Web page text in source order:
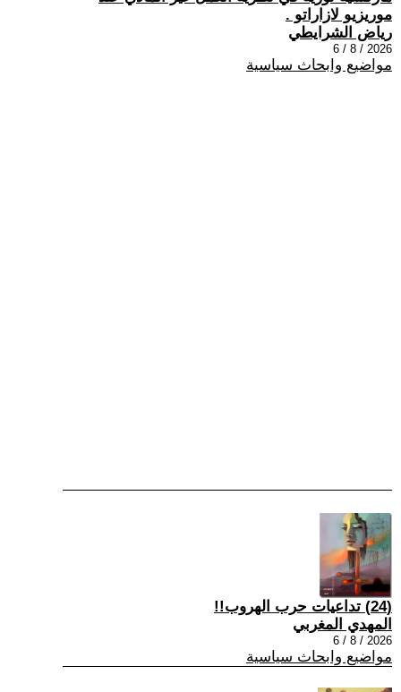
موريزيو لازاراتو .
رياض الشرايطي
2026 / 8 / 6
مواضيع وابحاث سياسية
(24) تداعيات حرب الهروب!!
المهدي المغربي
2026 / 8 / 6
مواضيع وابحاث سياسية